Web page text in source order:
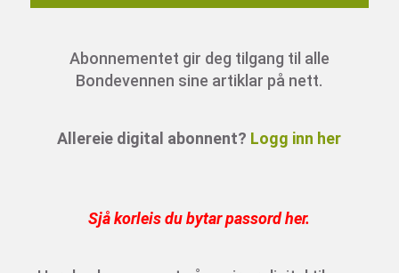
Abonnementet gir deg tilgang til alle
Bondevennen sine artiklar på nett.
Allereie digital abonnent? Logg inn her
Sjå korleis du bytar passord her.